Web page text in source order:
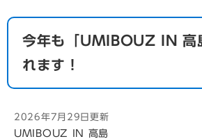
今年も「UMIBOUZ IN 高
れます！
2026年7月29日更新
UMIBOUZ IN 高島